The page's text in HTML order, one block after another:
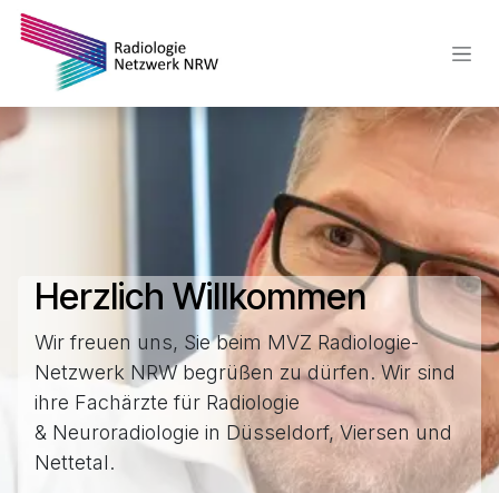
Herzlich Willkommen
Wir freuen uns, Sie beim MVZ Radiologie-
Netzwerk NRW begrüßen zu dürfen. Wir sind
ihre Fachärzte für Radiologie
& Neuroradiologie in Düsseldorf, Viersen und
Nettetal.